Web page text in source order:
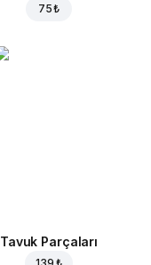
75 ₺
Tavuk Parçaları